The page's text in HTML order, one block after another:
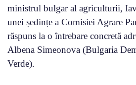
ministrul bulgar al agriculturii,
unei ședințe a Comisiei Agrare
răspuns la o întrebare concretă
Albena Simeonova (Bulgaria
Verde).